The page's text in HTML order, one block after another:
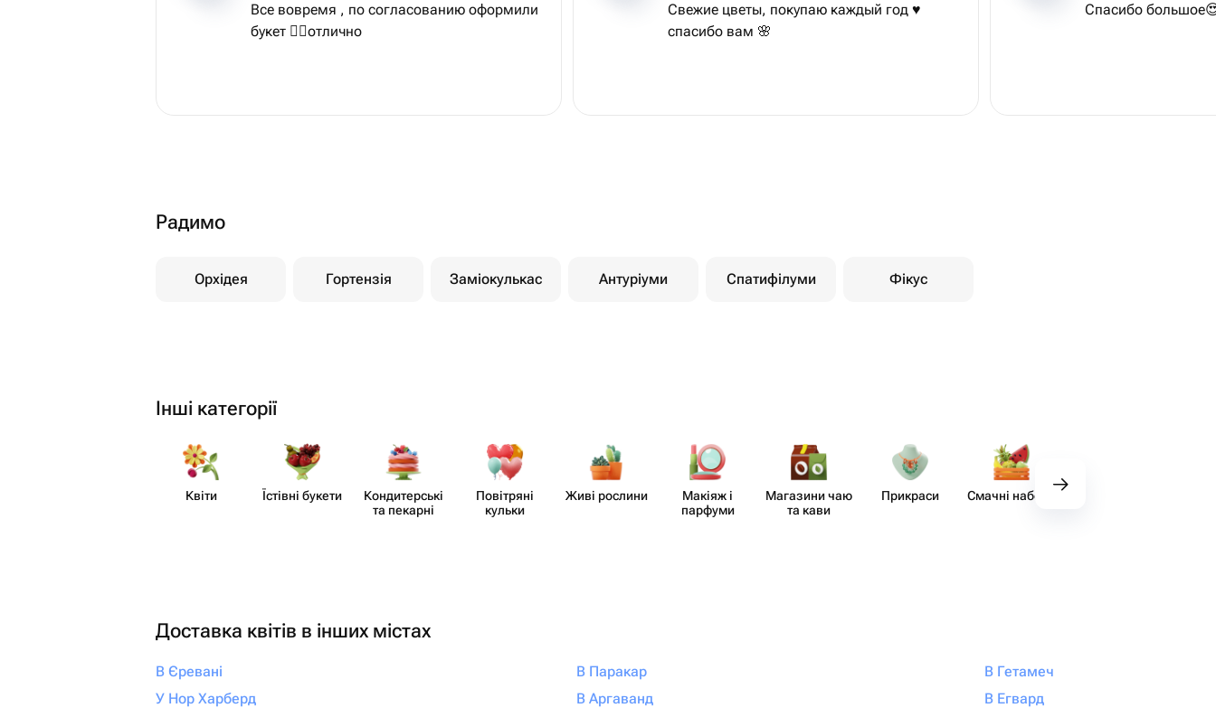
Все вовремя , по согласованию оформили
букет 👌🏻отлично
Свежие цветы, покупаю каждый год ♥️
спасибо вам 🌸
Спасибо
Радимо
Орхідея Гортензія Заміокулькас Антуріуми Спатифілуми Фікус
Інші категорії
Квіти Їстівні букети
Кондит​ерські
та пекарні
Повітряні
кульки
Живі рослини
Макіяж і
парфуми
Магазини чаю
та кави
Прикраси Смачні набори
Доставка квітів в інших містах
В Єревані
У Нор Харберд
В Паракар
В Аргаванд
В Гетамеч
В Егвард